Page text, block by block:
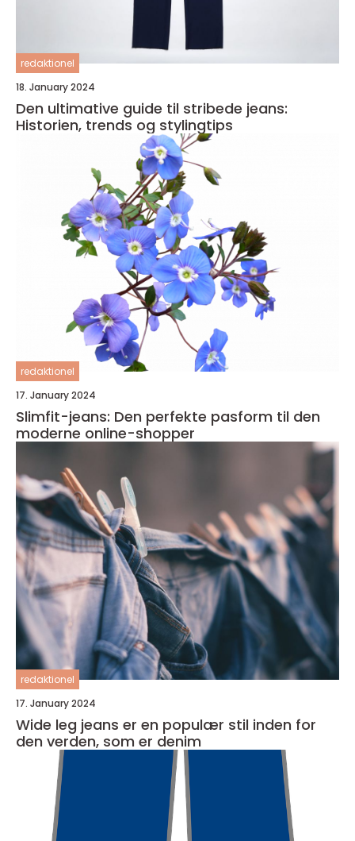
redaktionel
18. January 2024
Den ultimative guide til stribede jeans:
Historien, trends og stylingtips
redaktionel
17. January 2024
Slimfit-jeans: Den perfekte pasform til den
moderne online-shopper
redaktionel
17. January 2024
Wide leg jeans er en populær stil inden for
den verden, som er denim